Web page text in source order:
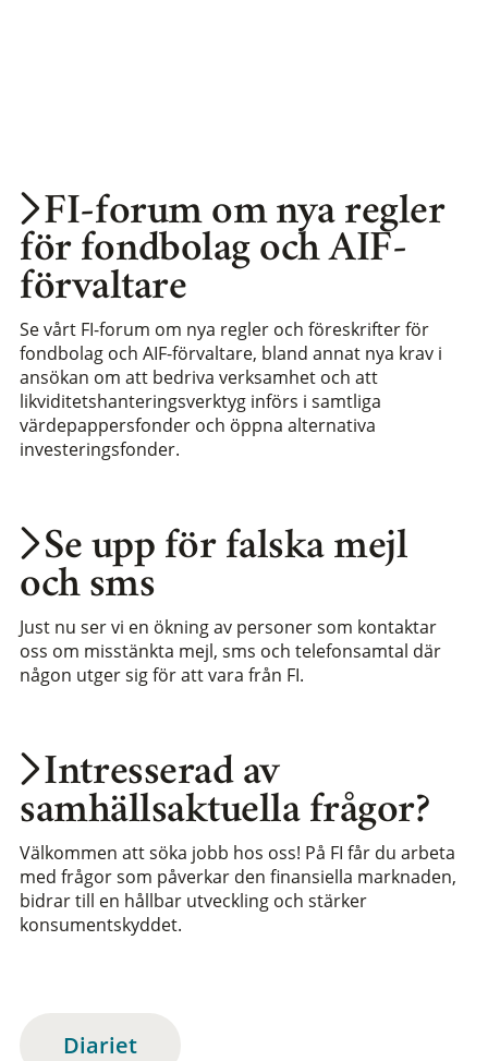
Intresserad av
samhällsaktuella frågor?
Välkommen att söka jobb hos oss! På FI får du arbeta
med frågor som påverkar den finansiella marknaden,
bidrar till en hållbar utveckling och stärker
konsumentskyddet.
Se upp för falska mejl
och sms
Just nu ser vi en ökning av personer som kontaktar
oss om misstänkta mejl, sms och telefonsamtal där
någon utger sig för att vara från FI.
FI-forum om nya regler
för fondbolag och AIF-
förvaltare
Se vårt FI-forum om nya regler och föreskrifter för
fondbolag och AIF-förvaltare, bland annat nya krav i
ansökan om att bedriva verksamhet och att
likviditetshanteringsverktyg införs i samtliga
värdepappersfonder och öppna alternativa
investeringsfonder.
Diariet